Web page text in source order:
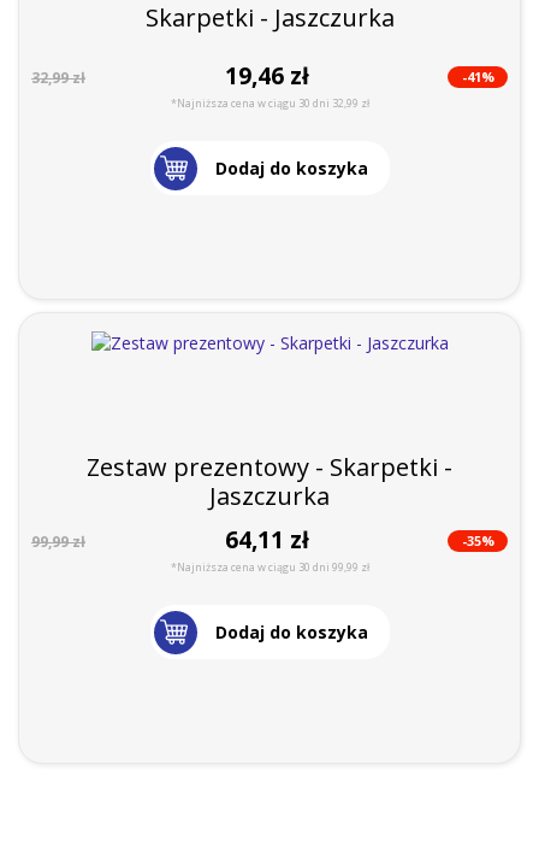
Skarpetki - Jaszczurka
32,99 zł 19,46 zł -41%
*Najniższa cena w ciągu 30 dni 32,99 zł
Dodaj do koszyka
Zestaw prezentowy - Skarpetki -
Jaszczurka
99,99 zł 64,11 zł -35%
*Najniższa cena w ciągu 30 dni 99,99 zł
Dodaj do koszyka